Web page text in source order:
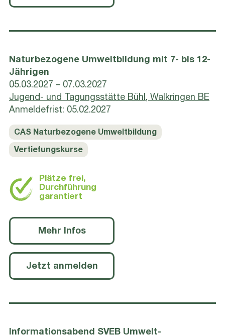
Naturbezogene Umweltbildung mit 7- bis 12-
Jährigen
05.03.2027 – 07.03.2027
Jugend- und Tagungsstätte Bühl, Walkringen BE
Anmeldefrist: 05.02.2027
CAS Naturbezogene Umweltbildung
Vertiefungskurse
Plätze frei,
Durchführung
garantiert
Mehr Infos
Jetzt anmelden
Informationsabend SVEB Umwelt-